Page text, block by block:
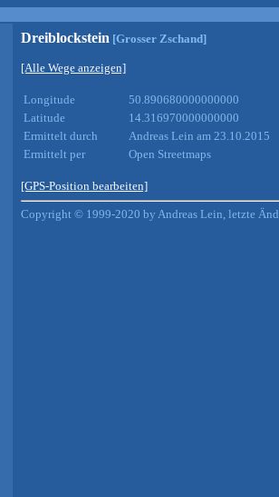
Dreiblockstein [Grosser Zschand]
[Alle Wege anzeigen]
Longitude
50.890680000000000
Latitude
14.316970000000000
Ermittelt durch
Andreas Lein am 23.10.2015
Ermittelt per
Open Streetmaps
[GPS-Position bearbeiten]
Copyright © 1999-2020 by Andreas Lein, letzte